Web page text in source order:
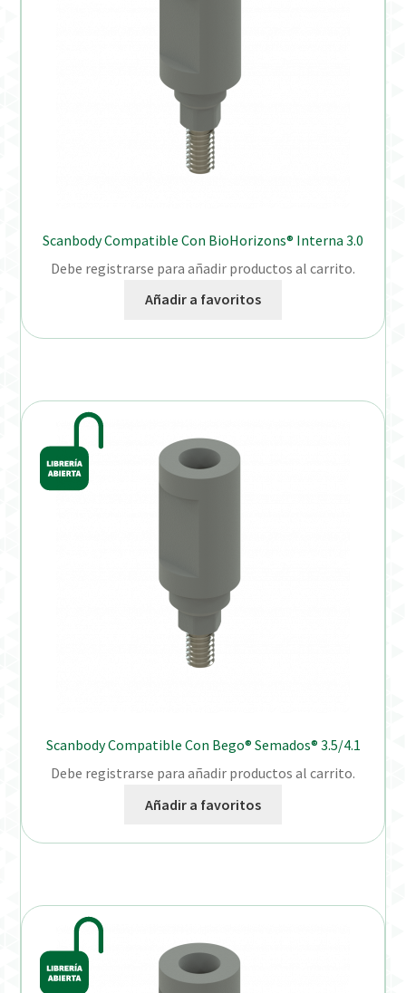
Scanbody Compatible Con BioHorizons® Interna 3.0
Debe registrarse para añadir productos al carrito.
Añadir a favoritos
Scanbody Compatible Con Bego® Semados® 3.5/4.1
Debe registrarse para añadir productos al carrito.
Añadir a favoritos